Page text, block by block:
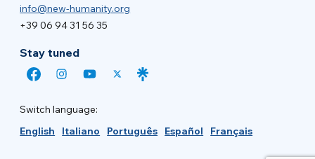
info@new-humanity.org
+39 06 94 31 56 35
Stay tuned
Switch language:
English
Italiano Português Español Français